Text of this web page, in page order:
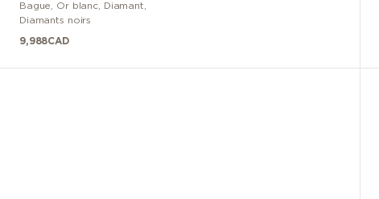
Bague Or blanc
Diamant,
Diamants noirs
9,988CAD